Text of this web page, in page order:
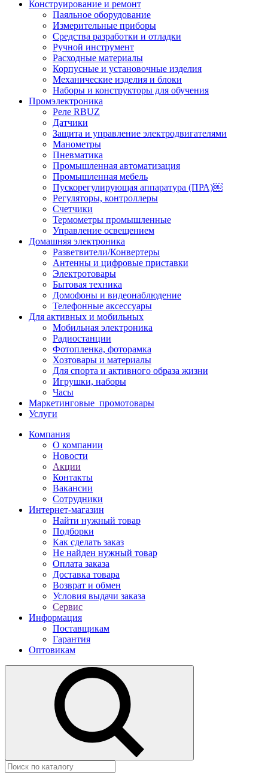
Конструирование и ремонт
Паяльное оборудование
Измерительные приборы
Средства разработки и отладки
Ручной инструмент
Расходные материалы
Корпусные и установочные изделия
Механические изделия и блоки
Наборы и конструкторы для обучения
Промэлектроника
Реле RBUZ
Датчики
Защита и управление электродвигателями
Манометры
Пневматика
Промышленная автоматизация
Промышленная мебель
Пускорегулирующая аппаратура (ПРА)￼
Регуляторы, контроллеры
Счетчики
Термометры промышленные
Управление освещением
Домашняя электроника
Разветвители/Конвертеры
Антенны и цифровые приставки
Электротовары
Бытовая техника
Домофоны и видеонаблюдение
Телефонные аксессуары
Для активных и мобильных
Мобильная электроника
Радиостанции
Фотопленка, фоторамка
Хозтовары и материалы
Для спорта и активного образа жизни
Игрушки, наборы
Часы
Маркетинговые_промотовары
Услуги
Компания
О компании
Новости
Акции
Контакты
Вакансии
Сотрудники
Интернет-магазин
Найти нужный товар
Подборки
Как сделать заказ
Не найден нужный товар
Оплата заказа
Доставка товара
Возврат и обмен
Условия выдачи заказа
Сервис
Информация
Поставщикам
Гарантия
Оптовикам